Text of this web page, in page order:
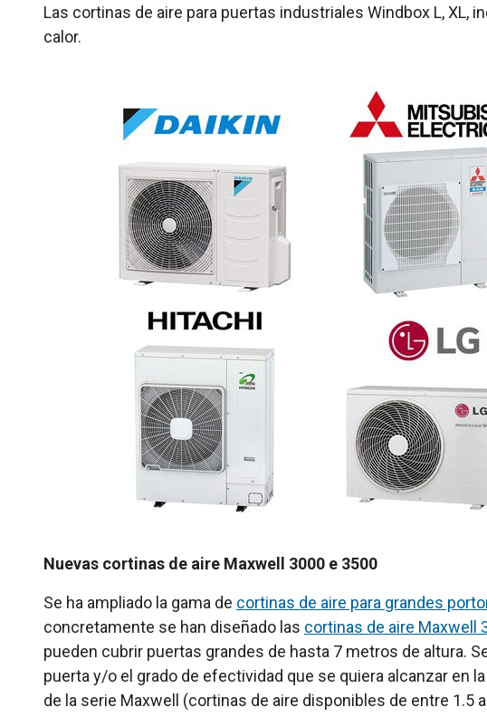
Las cortinas de aire para puertas industriales Windbox L, XL,
calor.
Nuevas cortinas de aire Maxwell 3000 e 3500
Se ha ampliado la gama de cortinas de aire para grandes
concretamente se han diseñado las cortinas de aire Maxwell
pueden cubrir puertas grandes de hasta 7 metros de altura.
puerta y/o el grado de efectividad que se quiera alcanzar en
de la serie Maxwell (cortinas de aire disponibles de entre